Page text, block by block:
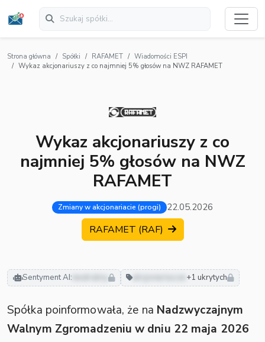
Strona główna Spółki RAFAMET
Wiadomości ESPI
Wykaz akcjonariuszy z co najmniej 5% głosów na NWZ RAFAMET
Wykaz akcjonariuszy z co
najmniej 5% głosów na NWZ
RAFAMET
Zmiany w akcjonariacie (progi) 22.05.2026
RAFAMET (RAF)
Sentyment AI: neutralny +1 ukrytych
Spółka poinformowała, że na Nadzwyczajnym
Walnym Zgromadzeniu w dniu 22 maja 2026